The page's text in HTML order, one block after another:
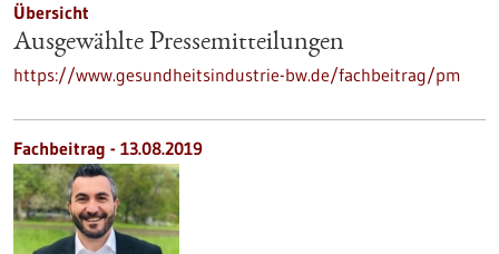
Übersicht
Ausgewählte Pressemitteilungen
https://www.gesundheitsindustrie-bw.de/fachbeitrag/pm
Fachbeitrag - 13.08.2019